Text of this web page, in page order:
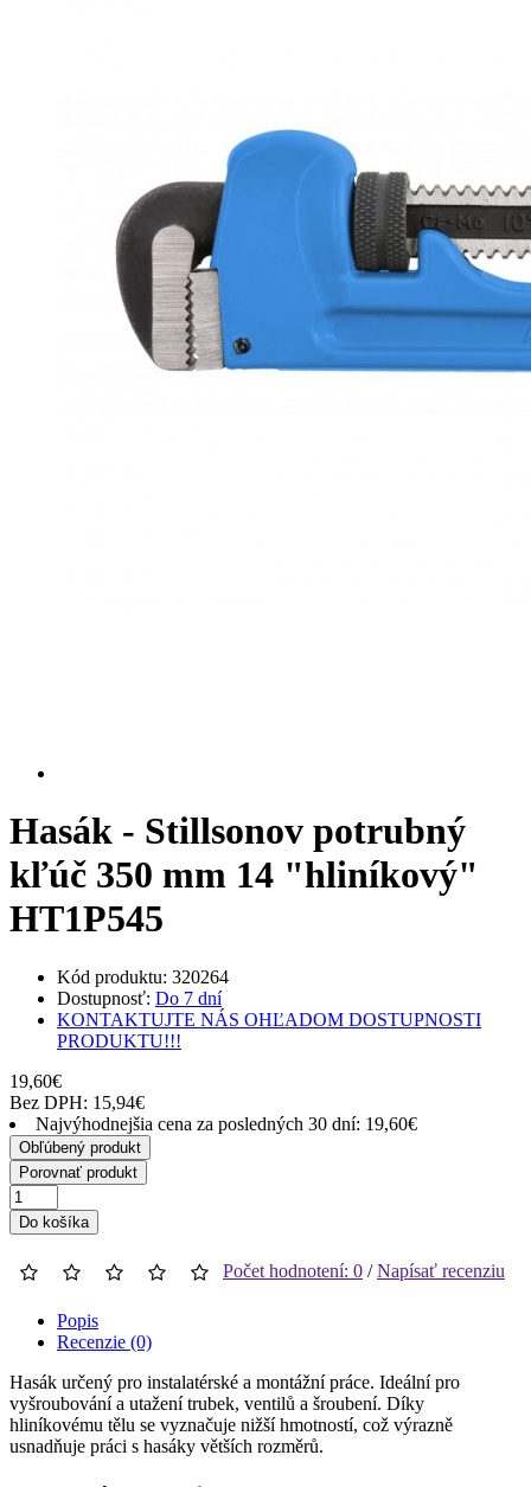
Hasák - Stillsonov potrubný
kľúč 350 mm 14 "hliníkový"
HT1P545
Kód produktu: 320264
Dostupnosť: Do 7 dní
KONTAKTUJTE NÁS OHĽADOM DOSTUPNOSTI
PRODUKTU!!!
19,60€
Bez DPH: 15,94€
Najvýhodnejšia cena za posledných 30 dní: 19,60€
Obľúbený produkt
Porovnať produkt
Do košíka
Počet hodnotení: 0 /Napísať recenziu
Popis
Recenzie (0)
Hasák určený pro instalatérské a montážní práce. Ideální pro
vyšroubování a utažení trubek, ventilů a šroubení. Díky
hliníkovému tělu se vyznačuje nižší hmotností, což výrazně
usnadňuje práci s hasáky větších rozměrů.